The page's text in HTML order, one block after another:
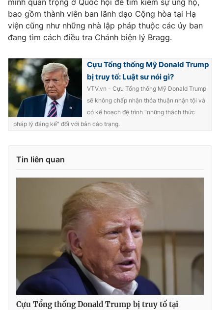
VTV4 Vươn mình bằng AI
VTV9 VTV8
Liên hệ tòa soạn English
Cơ quan chủ quản:
Đài Truyền hình Việt Nam
Cơ quan báo chí:Thời báo VTV
Giấy phép hoạt động báo in và báo điện tử số 483/GP-BTTTT
cấp ngày 29/12/2023
Tổng Biên tập:
Vũ Thanh Thủy
Phó Tổng Biên tập:
Nguyễn Thị Mỹ Hạnh, Phạm Quốc Thắng,
Nguyễn Trọng Ninh
Tổng đài VTV:024.38 355 931 - 024.38 355 932
minh quan trọng ở Quốc hội để tìm kiếm sự ủng hộ,
bao gồm thành viên ban lãnh đạo Cộng hòa tại Hạ
viện cũng như những nhà lập pháp thuộc các ủy ban
đang tìm cách điều tra Chánh biện lý Bragg.
Cựu Tổng thống Mỹ Donald Trump
bị truy tố: Luật sư nói gì?
VTV.vn - Cựu Tổng thống Mỹ Donald Trump
sẽ không chấp nhận thỏa thuận nhận tội và
có kế hoạch đệ trình "những thách thức
pháp lý đáng kể" đối với bản cáo trạng.
Tin liên quan
Cựu Tổng thống Donald Trump bị truy tố tại